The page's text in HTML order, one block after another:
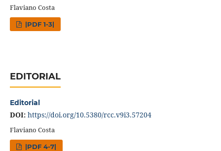
Flaviano Costa
|PDF 1-3|
EDITORIAL
Editorial
DOI: https://doi.org/10.5380/rcc.v9i3.57204
Flaviano Costa
|PDF 4-7|